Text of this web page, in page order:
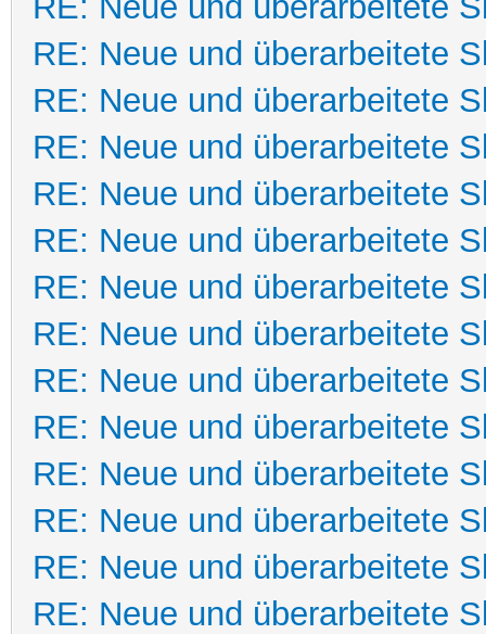
RE: Neue und überarbeitete
RE: Neue und überarbeitete
RE: Neue und überarbeitete
RE: Neue und überarbeitete
RE: Neue und überarbeitete
RE: Neue und überarbeitete
RE: Neue und überarbeitete
RE: Neue und überarbeitete
RE: Neue und überarbeitete
RE: Neue und überarbeitete
RE: Neue und überarbeitete
RE: Neue und überarbeitete
RE: Neue und überarbeitete